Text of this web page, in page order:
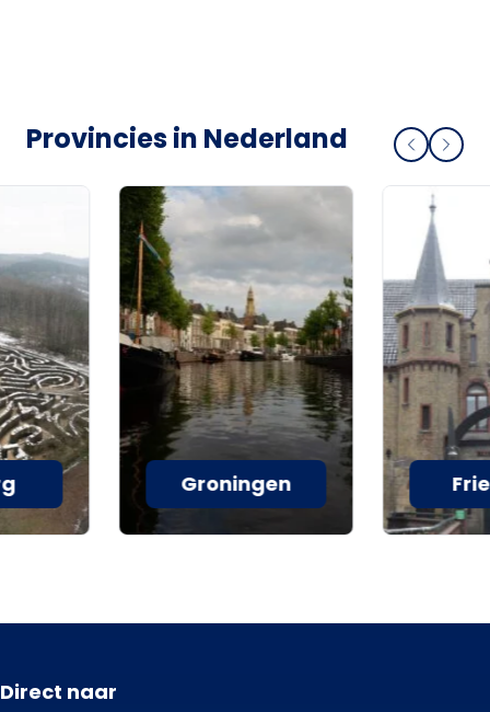
Provincies in Nederland
Groningen
Direct naar